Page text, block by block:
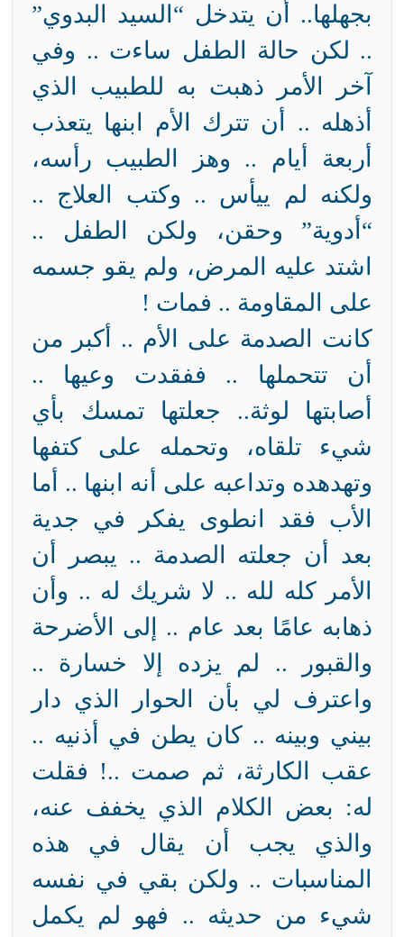
بجهلها.. أن يتدخل “السيد البدوي”
.. لكن حالة الطفل ساءت .. وفي
آخر الأمر ذهبت به للطبيب الذي
أذهله .. أن تترك الأم ابنها يتعذب
أربعة أيام .. وهز الطبيب رأسه،
ولكنه لم ييأس .. وكتب العلاج ..
“أدوية” وحقن، ولكن الطفل ..
اشتد عليه المرض، ولم يقو جسمه
على المقاومة .. فمات !
كانت الصدمة على الأم .. أكبر من
أن تتحملها .. ففقدت وعيها ..
أصابتها لوثة.. جعلتها تمسك بأي
شيء تلقاه، وتحمله على كتفها
وتهدهده وتداعبه على أنه ابنها .. أما
الأب فقد انطوى يفكر في جدية
بعد أن جعلته الصدمة .. يبصر أن
الأمر كله لله .. لا شريك له .. وأن
ذهابه عامًا بعد عام .. إلى الأضرحة
والقبور .. لم يزده إلا خسارة ..
واعترف لي بأن الحوار الذي دار
بيني وبينه .. كان يطن في أذنيه ..
عقب الكارثة، ثم صمت ..! فقلت
له: بعض الكلام الذي يخفف عنه،
والذي يجب أن يقال في هذه
المناسبات .. ولكن بقي في نفسه
شيء من حديثه .. فهو لم يكمل